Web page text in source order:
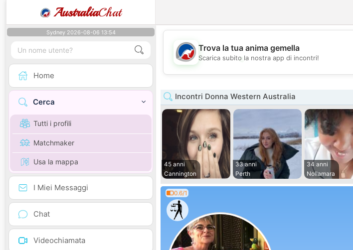
AustraliaChat
Sydney 2026-08-06 13:54
Home
Cerca
Tutti i profili
Matchmaker
Usa la mappa
I Miei Messaggi
Chat
Videochiamata
💖
Trova la tua anima gemella
Scarica subito la nostra app di incontri!
Incontri Donna Western Australia
45 anni
Cannington
33 anni
Perth
34 anni
Nollamara
0.6/1